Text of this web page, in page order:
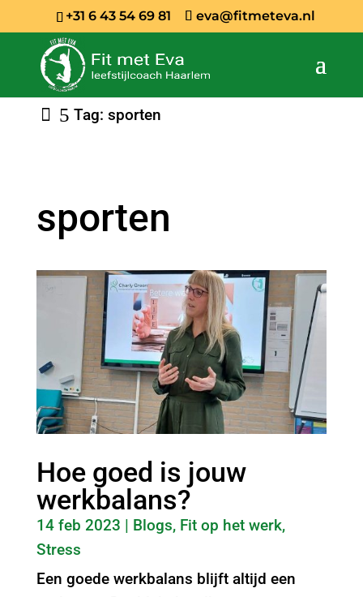
+31 6 43 54 69 81 eva@fitmeteva.nl
Tag: sporten
sporten
Hoe goed is jouw
werkbalans?
14 feb 2023 | Blogs, Fit op het werk,
Stress
Een goede werkbalans blijft altijd een